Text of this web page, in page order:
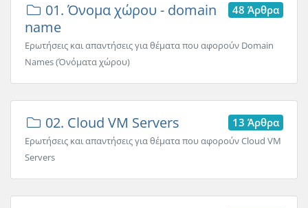
48 Άρθρα
01. Όνομα χώρου - domain
name
Ερωτήσεις και απαντήσεις για θέματα που αφορούν Domain
Names (Όνόματα χώρου)
13 Άρθρα
02. Cloud VM Servers
Ερωτήσεις και απαντήσεις για θέματα που αφορούν Cloud VM
Servers